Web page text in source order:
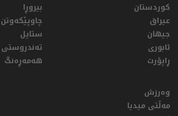
کوردستان
عيراق
جیهان
ئابوری
ڕاپۆرت
بیروڕا
چاوپێکەوتن
ستایل
تەندروستی
هەمەڕەنگ
وەرزش
مەڵتی میدیا